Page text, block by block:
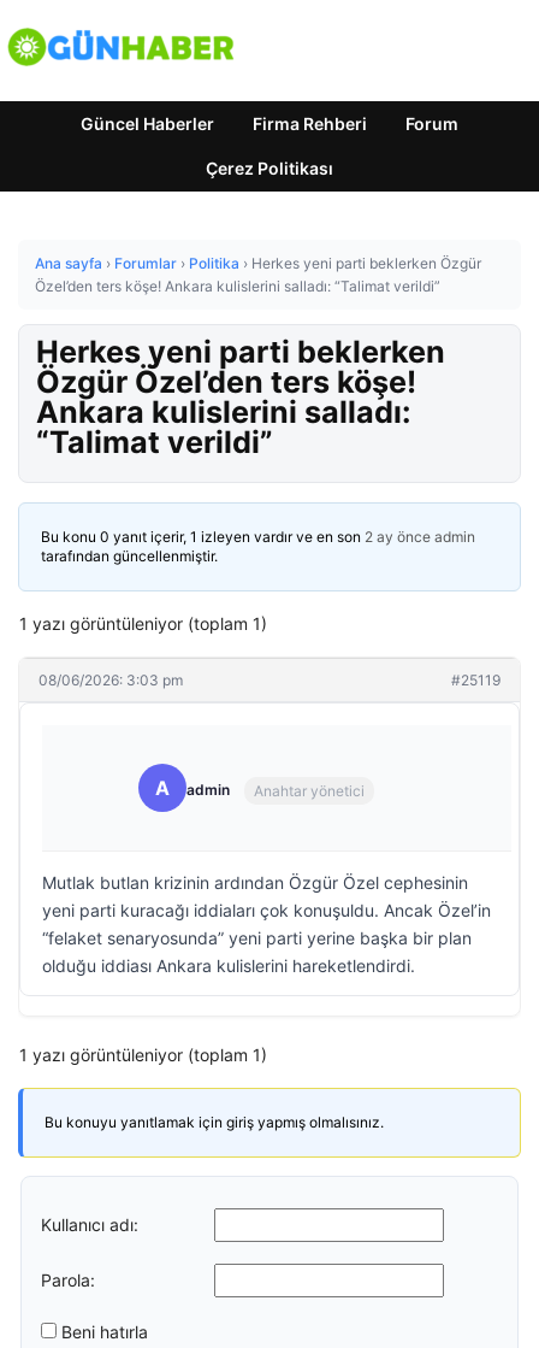
Güncel Haberler Firma Rehberi Forum
Çerez Politikası
Ana sayfa › Forumlar › Politika › Herkes yeni parti beklerken Özgür
Özel’den ters köşe! Ankara kulislerini salladı: “Talimat verildi”
Herkes yeni parti beklerken
Özgür Özel’den ters köşe!
Ankara kulislerini salladı:
“Talimat verildi”
Bu konu 0 yanıt içerir, 1 izleyen vardır ve en son 2 ay önce admin
tarafından güncellenmiştir.
1 yazı görüntüleniyor (toplam 1)
08/06/2026: 3:03 pm #25119
A admin Anahtar yönetici
Mutlak butlan krizinin ardından Özgür Özel cephesinin
yeni parti kuracağı iddiaları çok konuşuldu. Ancak Özel’in
“felaket senaryosunda” yeni parti yerine başka bir plan
olduğu iddiası Ankara kulislerini hareketlendirdi.
1 yazı görüntüleniyor (toplam 1)
Bu konuyu yanıtlamak için giriş yapmış olmalısınız.
Kullanıcı adı:
Parola:
Beni hatırla